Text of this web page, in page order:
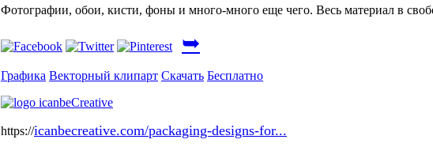
Фотографии, обои, кисти, фоны и много-много еще чего. Весь материал в
➥
Графика Векторный клипарт Скачать Бесплатно
https://icanbecreative.com/packaging-designs-for...